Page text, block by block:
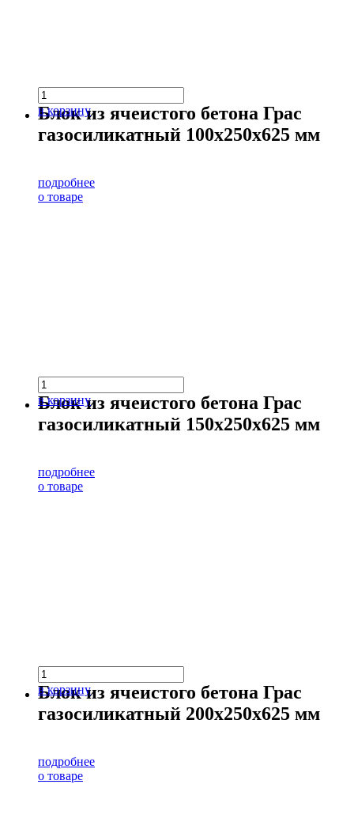
в корзину
Блок из ячеистого бетона Грас
газосиликатный 100х250х625 мм
подробнее
о товаре
в корзину
Блок из ячеистого бетона Грас
газосиликатный 150х250х625 мм
подробнее
о товаре
в корзину
Блок из ячеистого бетона Грас
газосиликатный 200х250х625 мм
подробнее
о товаре